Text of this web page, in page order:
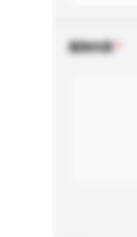
查詢內容